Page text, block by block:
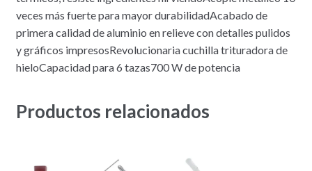
veces más fuerte para mayor durabilidadAcabado de
primera calidad de aluminio en relieve con detalles pulidos
y gráficos impresosRevolucionaria cuchilla trituradora de
hieloCapacidad para 6 tazas700 W de potencia
Productos relacionados